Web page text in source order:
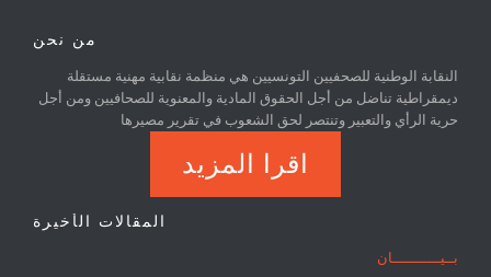
من نحن
النقابة الوطنية للصحفيين التونسيين هي منظمة نقابية مهنية مستقلة
ديمقراطية تناضل من أجل الحقوق المادية والمعنوية للصحافيين ومن أجل
حرية الرأي والتعبير وتنتصر لحق الشعوب في تقرير مصيرها
اقرا المزيد
المقالات الأخيرة
بــيـــــــــــان